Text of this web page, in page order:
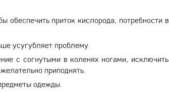
обеспечить приток кислорода, потребности в
усугубляет проблему.
с согнутыми в коленях ногами, исключить
приподнять.
одежды.